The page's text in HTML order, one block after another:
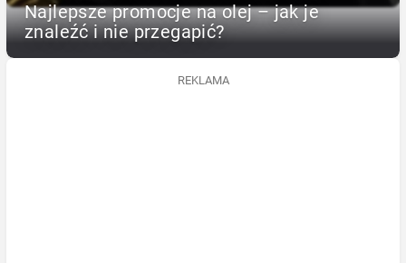
Najlepsze promocje na olej – jak je
znaleźć i nie przegapić?
REKLAMA